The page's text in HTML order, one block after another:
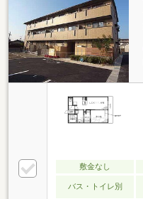
敷金なし
バス・トイレ別